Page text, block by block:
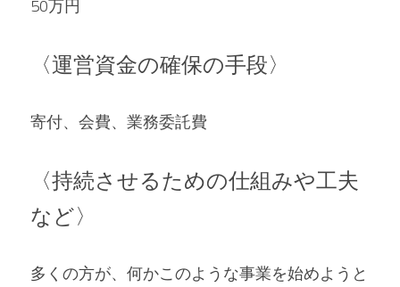
50万円
〈運営資金の確保の手段〉
寄付、会費、業務委託費
〈持続させるための仕組みや工夫
など〉
多くの方が、何かこのような事業を始めようと